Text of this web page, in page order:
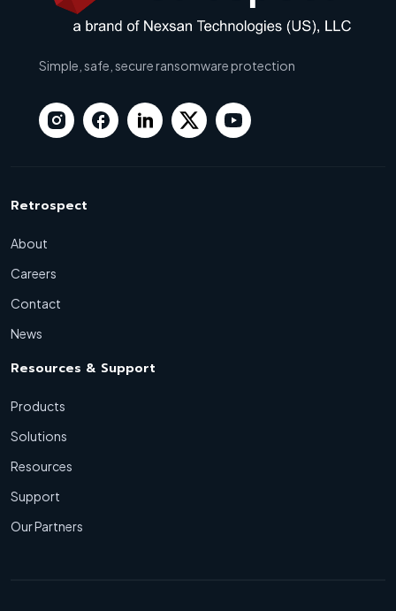
Simple, safe, secure ransomware protection
Retrospect
About
Careers
Contact
News
Resources & Support
Products
Solutions
Resources
Support
Our Partners